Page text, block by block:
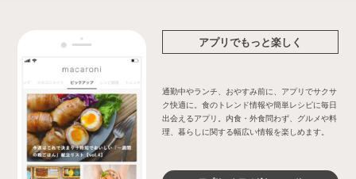
アプリでもっと楽しく
通勤中やランチ、おやすみ前に、アプリでサクサ
ク快適に。食のトレンド情報や簡単レシピに毎日
出会えるアプリ。内食・外食問わず、グルメや料
理、暮らしに関する幅広い情報を楽しめます。